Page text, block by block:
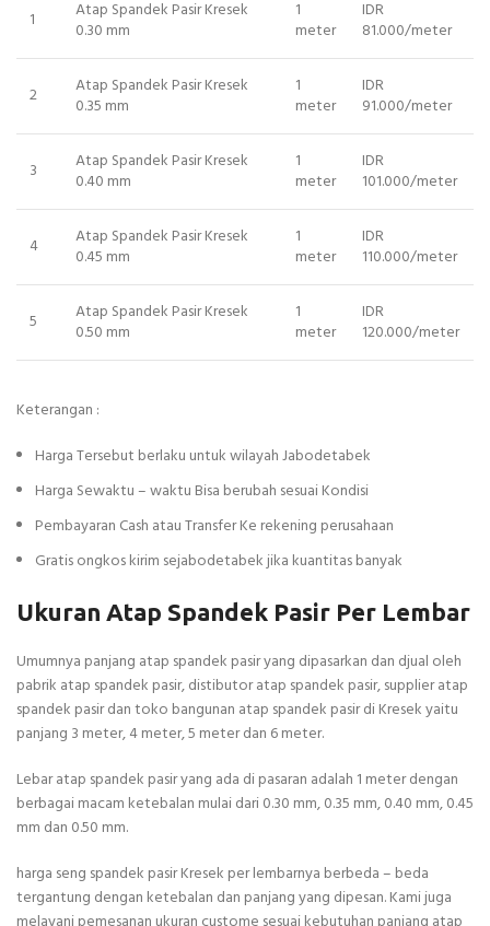
1
Atap Spandek Pasir Kresek
0.30 mm
1
meter
IDR
81.000/meter
2
Atap Spandek Pasir Kresek
0.35 mm
1
meter
IDR
91.000/meter
3
Atap Spandek Pasir Kresek
0.40 mm
1
meter
IDR
101.000/meter
4
Atap Spandek Pasir Kresek
0.45 mm
1
meter
IDR
110.000/meter
5
Atap Spandek Pasir Kresek
0.50 mm
1
meter
IDR
120.000/meter
Keterangan :
Harga Tersebut berlaku untuk wilayah Jabodetabek
Harga Sewaktu – waktu Bisa berubah sesuai Kondisi
Pembayaran Cash atau Transfer Ke rekening perusahaan
Gratis ongkos kirim sejabodetabek jika kuantitas banyak
Ukuran Atap Spandek Pasir Per Lembar
Umumnya panjang atap spandek pasir yang dipasarkan dan djual oleh
pabrik atap spandek pasir, distibutor atap spandek pasir, supplier atap
spandek pasir dan toko bangunan atap spandek pasir di Kresek yaitu
panjang 3 meter, 4 meter, 5 meter dan 6 meter.
Lebar atap spandek pasir yang ada di pasaran adalah 1 meter dengan
berbagai macam ketebalan mulai dari 0.30 mm, 0.35 mm, 0.40 mm, 0.45
mm dan 0.50 mm.
harga seng spandek pasir Kresek per lembarnya berbeda – beda
tergantung dengan ketebalan dan panjang yang dipesan. Kami juga